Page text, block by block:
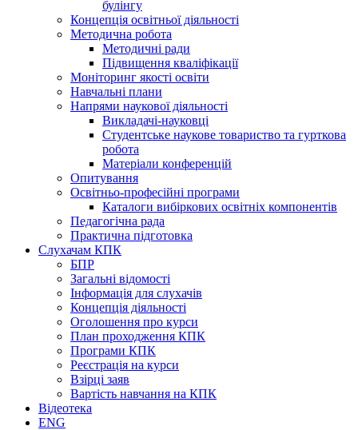
булінгу
Концепція освітньої діяльності
Методична робота
Методичні ради
Підвищення кваліфікації
Моніторинг якості освіти
Навчальні плани
Напрями наукової діяльності
Викладачі-науковці
Студентське наукове товариство та гурткова
робота
Матеріали конференцій
Опитування
Освітньо-професійні програми
Каталоги вибіркових освітніх компонентів
Педагогічна рада
Практична підготовка
Слухачам КПК
БПР
Загальні відомості
Інформація для слухачів
Концепція діяльності
Оголошення про курси
План проходження КПК
Програми КПК
Реєстрація на курси
Взірці заяв
Вартість навчання на КПК
Відеотека
ENG